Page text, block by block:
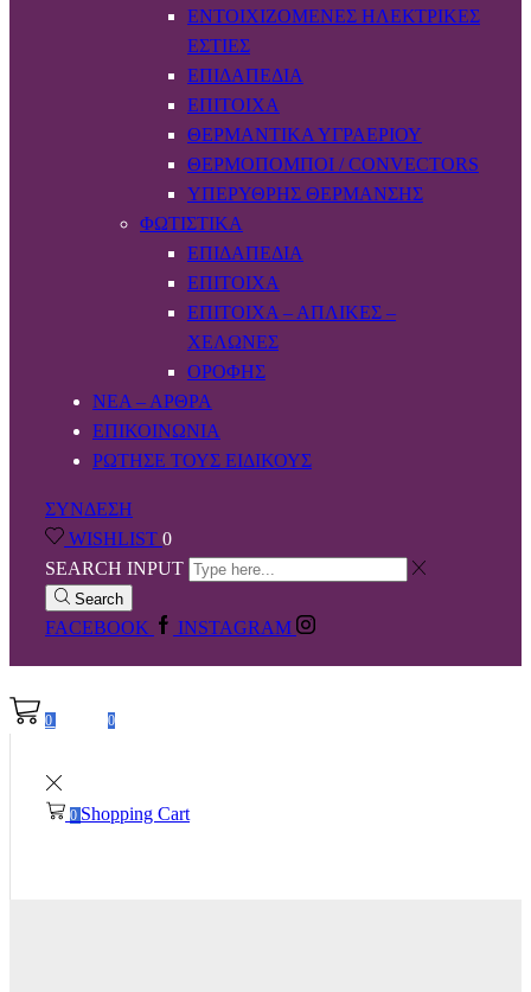
ΕΝΤΟΙΧΙΖΌΜΕΝΕΣ ΗΛΕΚΤΡΙΚΈΣ
ΕΣΤΊΕΣ
ΕΠΙΔΑΠΈΔΙΑ
ΕΠΊΤΟΙΧΑ
ΘΕΡΜΑΝΤΙΚΆ ΥΓΡΑΕΡΊΟΥ
ΘΕΡΜΟΠΟΜΠΟΊ / CONVECTORS
ΥΠΈΡΥΘΡΗΣ ΘΈΡΜΑΝΣΗΣ
ΦΩΤΙΣΤΙΚΆ
ΕΠΙΔΑΠΈΔΙΑ
ΕΠΊΤΟΙΧΑ
ΕΠΊΤΟΙΧΑ – ΑΠΛΊΚΕΣ –
ΧΕΛΏΝΕΣ
ΟΡΟΦΉΣ
ΝΕΑ – ΑΡΘΡΑ
ΕΠΙΚΟΙΝΩΝΙΑ
ΡΩΤΗΣΕ ΤΟΥΣ ΕΙΔΙΚΟΥΣ
ΣΥΝΔΕΣΗ
WISHLIST 0
SEARCH INPUT
Search
FACEBOOK INSTAGRAM
00,00 0
0 Shopping Cart